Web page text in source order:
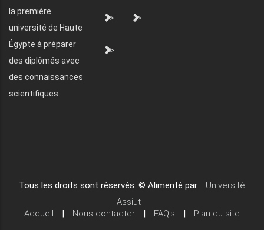
la première
université de Haute
Égypte à préparer
des diplômés avec
des connaissances
scientifiques.
"> ">
">
Tous les droits sont réservés. © Alimenté par
Université
Assiut
Accueil
| Nous contacter | FAQ's | Plan du site